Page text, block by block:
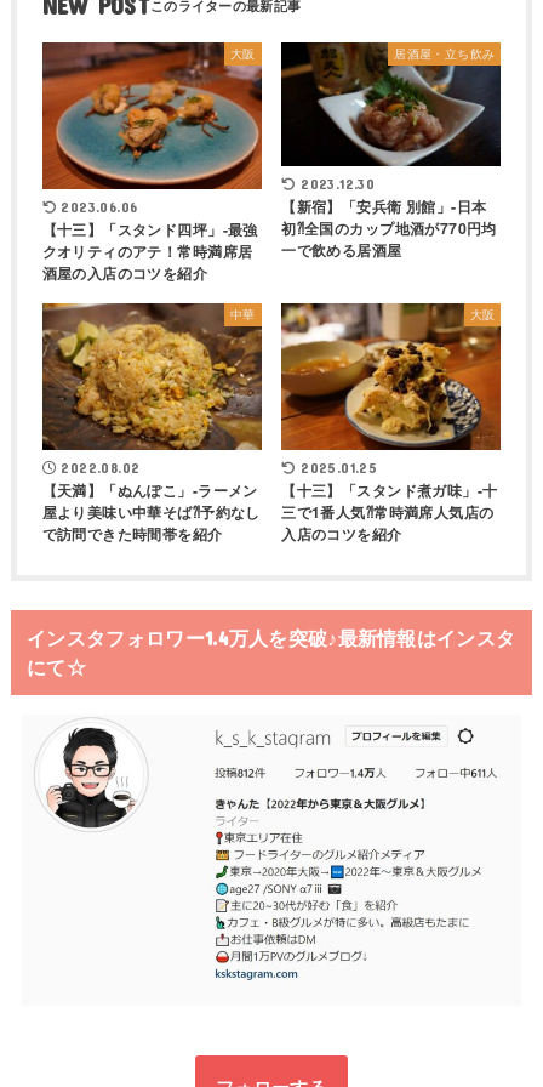
大阪
2023.06.06
【十三】「スタンド四坪」-最強
クオリティのアテ！常時満席居
酒屋の入店のコツを紹介
居酒屋・立ち飲み
2023.12.30
【新宿】「安兵衛 別館」-日本
初⁈全国のカップ地酒が770円均
一で飲める居酒屋
中華
2022.08.02
【天満】「ぬんぽこ」-ラーメン
屋より美味い中華そば⁈予約なし
で訪問できた時間帯を紹介
大阪
2025.01.25
【十三】「スタンド煮ガ味」-十
三で1番人気⁈常時満席人気店の
入店のコツを紹介
インスタフォロワー1.4万人を突破♪最新情報はインスタ
にて☆